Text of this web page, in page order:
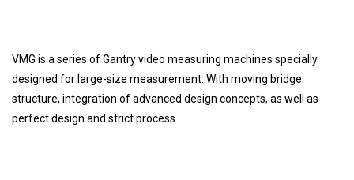
VMG is a series of Gantry video measuring machines specially
designed for large-size measurement. With moving bridge
structure, integration of advanced design concepts, as well as
perfect design and strict process